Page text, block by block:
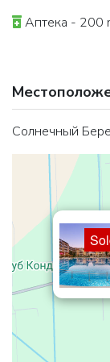
Аптека - 200
Солнечный